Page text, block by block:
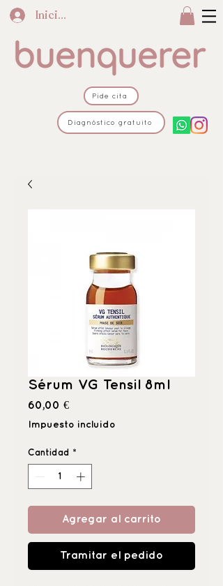
Iniciar sesión
Pide cita
Diagnóstico gratuito
Sérum VG Tensil 8ml
60,00 €Precio
Impuesto incluido
Cantidad *
Agregar al carrito
Tramitar el pedido